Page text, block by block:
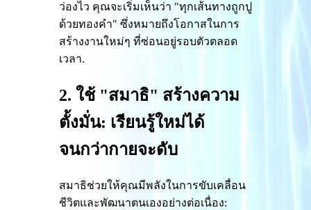
ว่องไว คุณจะเริ่มเห็นว่า "ทุกเส้นทางถูกปู
ด้วยทองคำ" ซึ่งหมายถึงโอกาสในการ
สร้างงานใหม่ๆ ที่ซ่อนอยู่รอบตัวตลอด
เวลา.
2. ใช้ "สมาธิ" สร้างความ
ตั้งมั่น: เรียนรู้ใหม่ได้
จนกว่ากายจะดับ
สมาธิช่วยให้คุณมีพลังในการขับเคลื่อน
ชีวิตและพัฒนาตนเองอย่างต่อเนื่อง: